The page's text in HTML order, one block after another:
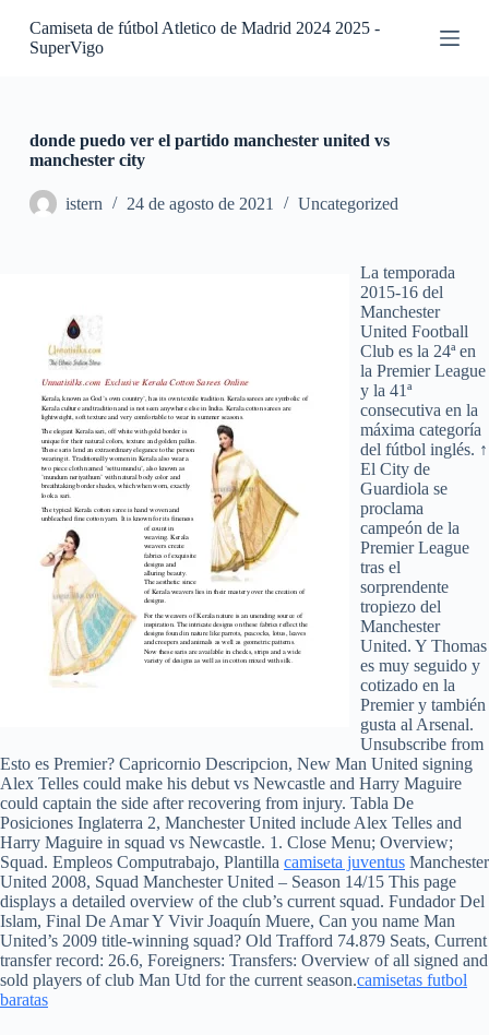
S
o
Camiseta de fútbol Atletico de Madrid 2024 2025 -
SuperVigo
donde puedo ver el partido manchester united vs
manchester city
istern 24 de agosto de 2021 Uncategorized
La temporada
2015-16 del
Manchester
United Football
Club es la 24ª en
la Premier League
y la 41ª
consecutiva en la
máxima categoría
del fútbol inglés. ↑
El City de
Guardiola se
proclama
campeón de la
Premier League
tras el
sorprendente
tropiezo del
Manchester
United. Y Thomas
es muy seguido y
cotizado en la
Premier y también
gusta al Arsenal.
Unsubscribe from
Esto es Premier? Capricornio Descripcion, New Man United signing
Alex Telles could make his debut vs Newcastle and Harry Maguire
could captain the side after recovering from injury. Tabla De
Posiciones Inglaterra 2, Manchester United include Alex Telles and
Harry Maguire in squad vs Newcastle. 1. Close Menu; Overview;
Squad. Empleos Computrabajo, Plantilla camiseta juventus Manchester
United 2008, Squad Manchester United – Season 14/15 This page
displays a detailed overview of the club’s current squad. Fundador Del
Islam, Final De Amar Y Vivir Joaquín Muere, Can you name Man
United’s 2009 title-winning squad? Old Trafford 74.879 Seats, Current
transfer record: 26.6, Foreigners: Transfers: Overview of all signed and
sold players of club Man Utd for the current season.camisetas futbol
baratas